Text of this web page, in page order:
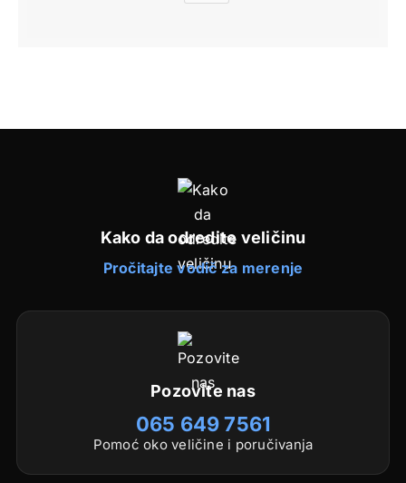
Kako da odredite veličinu
Pročitajte vodič za merenje
Pozovite nas
065 649 7561
Pomoć oko veličine i poručivanja